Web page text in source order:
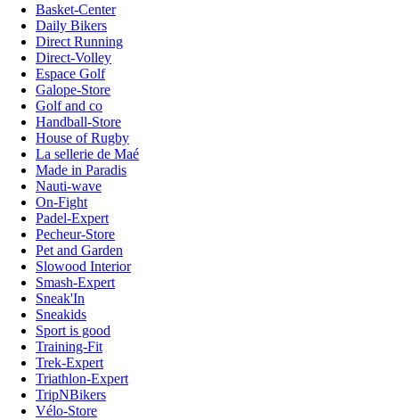
Basket-Center
Daily Bikers
Direct Running
Direct-Volley
Espace Golf
Galope-Store
Golf and co
Handball-Store
House of Rugby
La sellerie de Maé
Made in Paradis
Nauti-wave
On-Fight
Padel-Expert
Pecheur-Store
Pet and Garden
Slowood Interior
Smash-Expert
Sneak'In
Sneakids
Sport is good
Training-Fit
Trek-Expert
Triathlon-Expert
TripNBikers
Vélo-Store